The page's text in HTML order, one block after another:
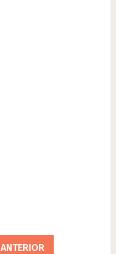
ANTERIOR